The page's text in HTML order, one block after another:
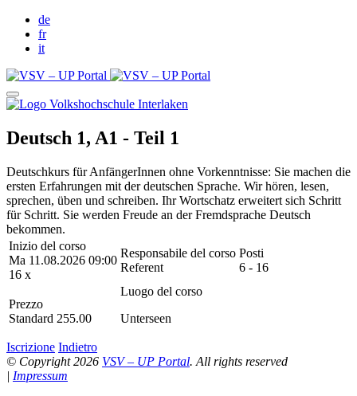
de
fr
it
Deutsch 1, A1 - Teil 1
Deutschkurs für AnfängerInnen ohne Vorkenntnisse: Sie machen die
ersten Erfahrungen mit der deutschen Sprache. Wir hören, lesen,
sprechen, üben und schreiben. Ihr Wortschatz erweitert sich Schritt
für Schritt. Sie werden Freude an der Fremdsprache Deutsch
bekommen.
Inizio del corso
Ma 11.08.2026 09:00
16 x
Responsabile del corso
Referent
Posti
6 - 16
Prezzo
Standard 255.00
Luogo del corso
Unterseen
Iscrizione Indietro
© Copyright 2026 VSV – UP Portal. All rights reserved
| Impressum